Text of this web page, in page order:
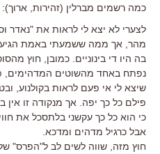
כמה רשמים מברלין (זהירות, ארוך):
לצערי לא יצא לי לראות את "נאדר
מהר, אך ממה ששמעתי באמת הגיע
בה היו די בינוניים. כמובן, חוץ
נפתח באחד מהשוטים המדהימים,
שיצא לי אי פעם לראות בקולנוע,
פילם כל כך יפה. אך מנקודה זו
כי הוא כל כך עקשני בלתסכל את
אבל כרגיל מדהים ומדכא.
חוץ מזה, שווה לשים לב ל"הפרס"